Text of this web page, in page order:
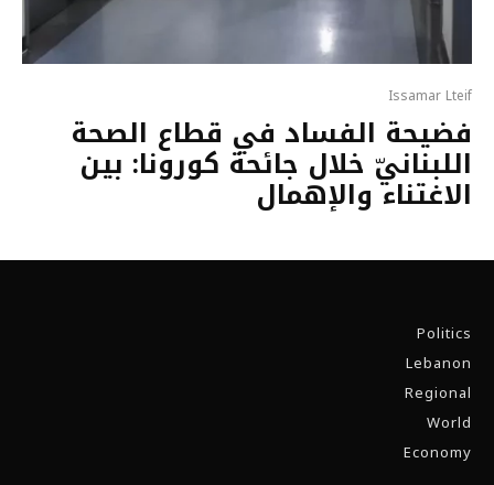
Issamar Lteif
فضيحة الفساد في قطاع الصحة
اللبنانيّ خلال جائحة كورونا: بين
الاغتناء والإهمال
Politics
Lebanon
Regional
World
Economy